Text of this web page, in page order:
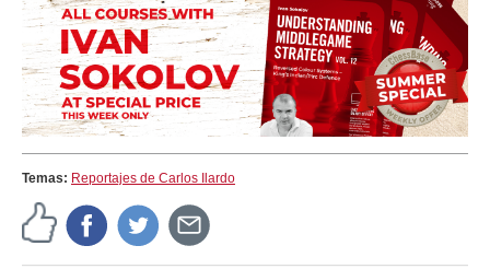
Temas: Reportajes de Carlos Ilardo